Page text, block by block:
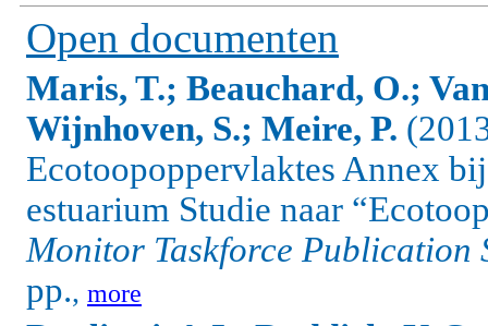
Open documenten
Maris, T.; Beauchard, O.;
Wijnhoven, S.; Meire, P.
Ecotoopoppervlaktes Annex
estuarium Studie naar
Monitor Taskforce Publication
pp., more